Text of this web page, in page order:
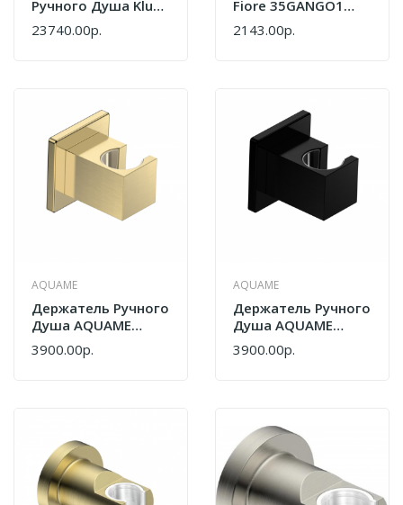
Ручного Душа Kludi
Nova Fonte Puristic
20552N015 Золото
23740.00р.
Fiore 35GANGO1
Gold
2143.00р.
AQUAME
Держатель Ручного
Душа AQUAME
Savona AQM8721BG
Золото
3900.00р.
AQUAME
Держатель Ручного
Душа AQUAME
Savona AQM8721MB
Черный Матовый
3900.00р.